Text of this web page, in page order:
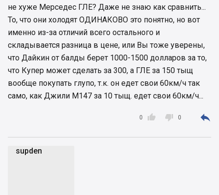
не хуже Мерседес ГЛЕ? Даже не знаю как сравнить...
То, что они холодят ОДИНАКОВО это понятно, но вот
именно из-за отличий всего остального и
складывается разница в цене, или Вы тоже уверены,
что Дайкин от балды берет 1000-1500 долларов за то,
что Купер может сделать за 300, а ГЛЕ за 150 тыщ
вообще покупать глупо, т.к. он едет свои 60км/ч так
само, как Джили М147 за 10 тыщ. едет свои 60км/ч...

0  0 
supden